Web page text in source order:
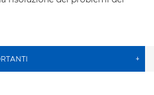
+